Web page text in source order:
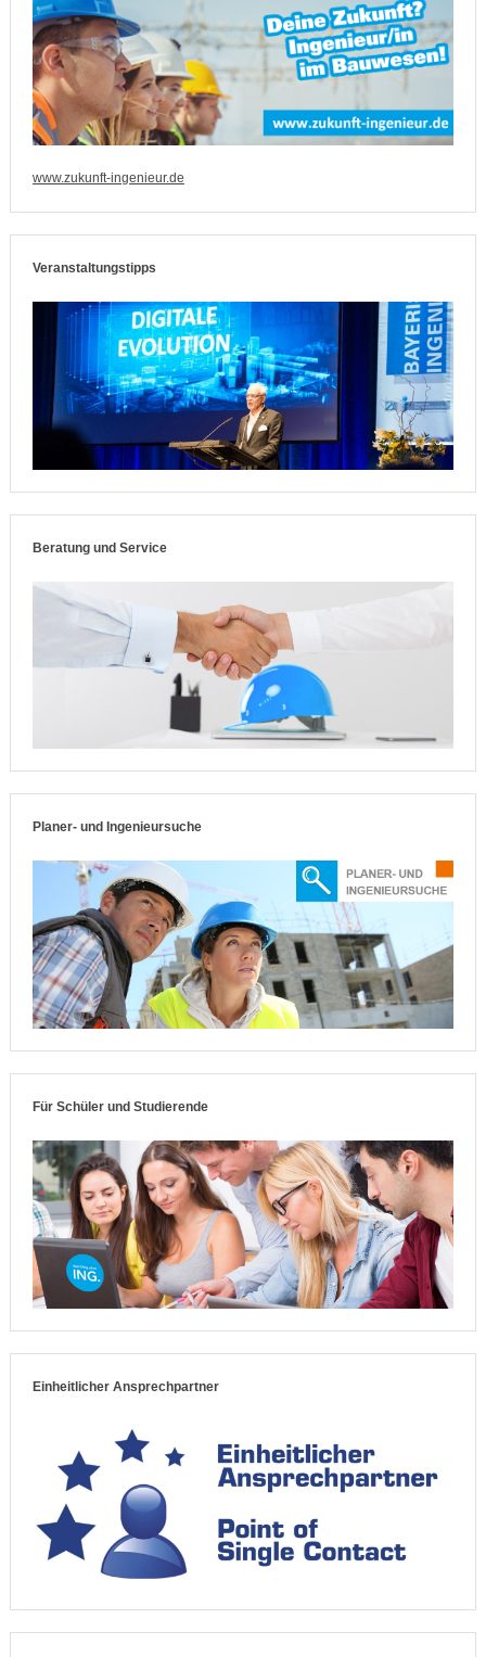
www.zukunft-ingenieur.de
Veranstaltungstipps
Beratung und Service
Planer- und Ingenieursuche
Für Schüler und Studierende
Einheitlicher Ansprechpartner